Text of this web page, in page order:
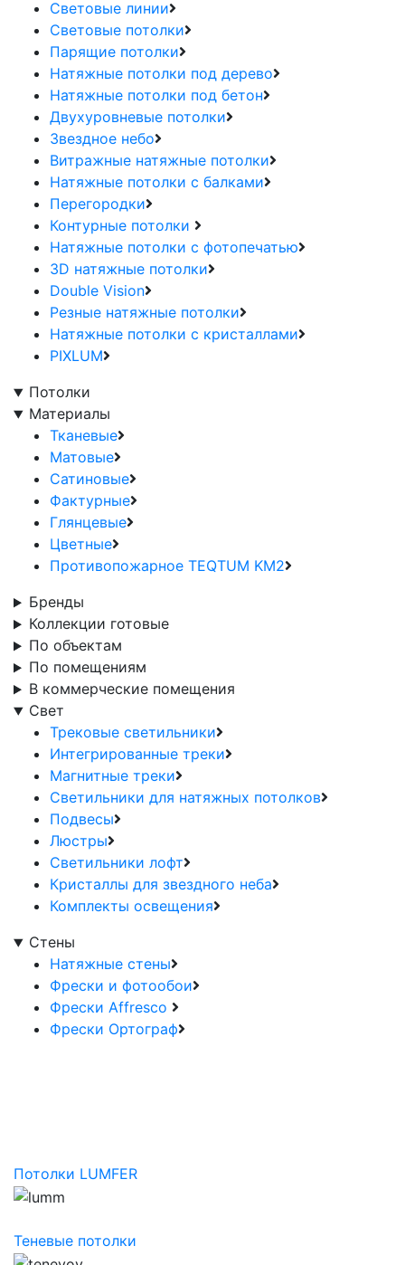
Световые линии
Световые потолки
Парящие потолки
Натяжные потолки под дерево
Натяжные потолки под бетон
Двухуровневые потолки
Звездное небо
Витражные натяжные потолки
Натяжные потолки с балками
Перегородки
Контурные потолки
Натяжные потолки с фотопечатью
3D натяжные потолки
Double Vision
Резные натяжные потолки
Натяжные потолки с кристаллами
PIXLUM
Потолки
Материалы
Тканевые
Матовые
Сатиновые
Фактурные
Глянцевые
Цветные
Противопожарное TEQTUM KM2
Бренды
Коллекции готовые
По объектам
По помещениям
В коммерческие помещения
Свет
Трековые светильники
Интегрированные треки
Магнитные треки
Светильники для натяжных потолков
Подвесы
Люстры
Светильники лофт
Кристаллы для звездного неба
Комплекты освещения
Стены
Натяжные стены
Фрески и фотообои
Фрески Affresco
Фрески Ортограф
Потолки LUMFER
Теневые потолки